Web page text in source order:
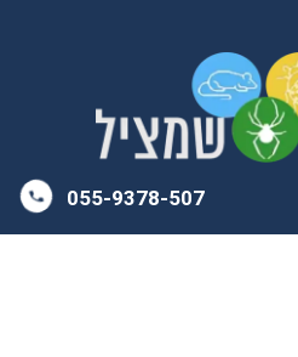
055-9378-507